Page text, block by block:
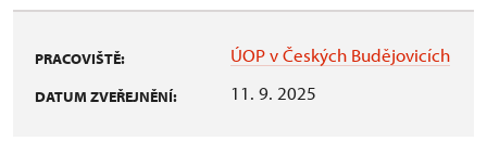
PRACOVIŠTĚ: ÚOP v Českých Budějovicích
DATUM ZVEŘEJNĚNÍ: 11. 9. 2025